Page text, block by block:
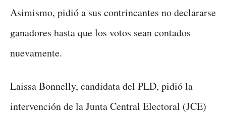
Asimismo, pidió a sus contrincantes no declararse
ganadores hasta que los votos sean contados
nuevamente.
Laissa Bonnelly, candidata del PLD, pidió la
intervención de la Junta Central Electoral (JCE)